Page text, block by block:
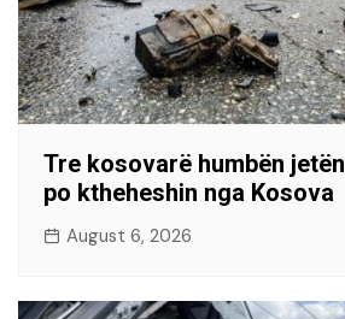
Tre kosovarë humbën
po ktheheshin nga Kosova
August 6, 2026